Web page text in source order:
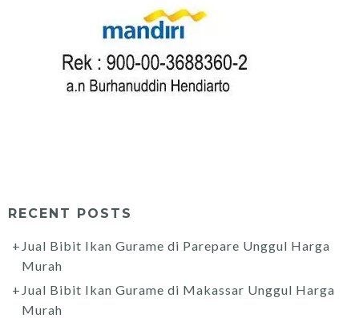
RECENT POSTS
Jual Bibit Ikan Gurame di Parepare Unggul Harga
Murah
Jual Bibit Ikan Gurame di Makassar Unggul Harga
Murah